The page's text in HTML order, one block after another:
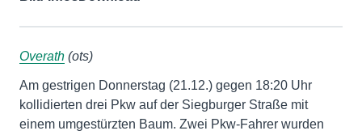
Overath (ots)
Am gestrigen Donnerstag (21.12.) gegen 18:20 Uhr
kollidierten drei Pkw auf der Siegburger Straße mit
einem umgestürzten Baum. Zwei Pkw-Fahrer wurden